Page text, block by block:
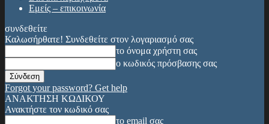
Εμείς – επικοινωνία
συνδεθείτε
Καλωσήρθατε! Συνδεθείτε στον λογαριασμό σας
το όνομα χρήστη σας
ο κωδικός πρόσβασης σας
Forgot your password? Get help
ΑΝΑΚΤΗΣΗ ΚΩΔΙΚΟΥ
Ανακτήστε τον κωδικό σας
το email σας